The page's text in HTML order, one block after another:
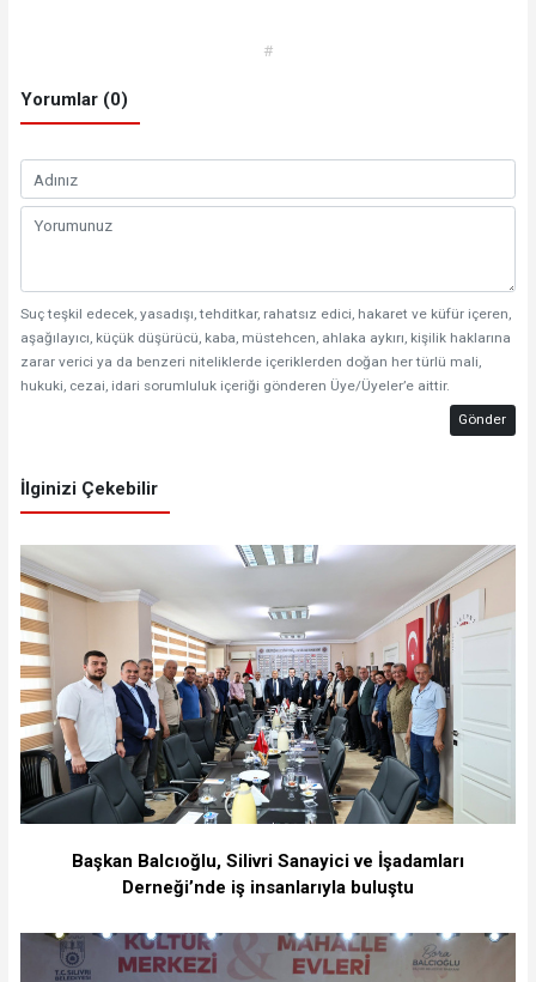
#
Yorumlar (0)
Suç teşkil edecek, yasadışı, tehditkar, rahatsız edici, hakaret ve küfür içeren,
aşağılayıcı, küçük düşürücü, kaba, müstehcen, ahlaka aykırı, kişilik haklarına
zarar verici ya da benzeri niteliklerde içeriklerden doğan her türlü mali,
hukuki, cezai, idari sorumluluk içeriği gönderen Üye/Üyeler’e aittir.
Gönder
İlginizi Çekebilir
Başkan Balcıoğlu, Silivri Sanayici ve İşadamları
Derneği’nde iş insanlarıyla buluştu